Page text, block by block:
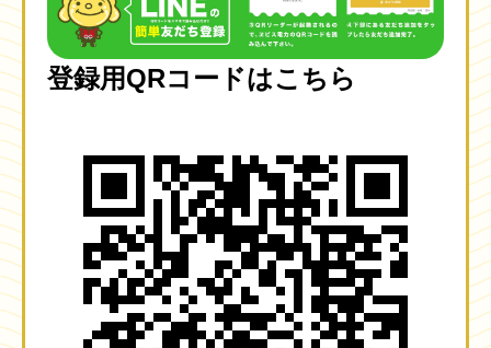
登録用QRコードはこちら